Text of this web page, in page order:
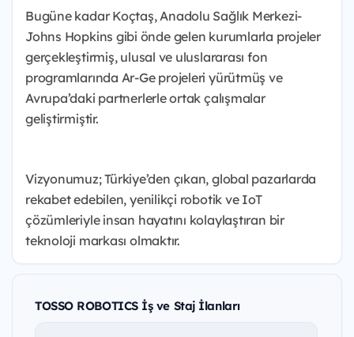
Bugüne kadar Koçtaş, Anadolu Sağlık Merkezi-
Johns Hopkins gibi önde gelen kurumlarla projeler
gerçekleştirmiş, ulusal ve uluslararası fon
programlarında Ar-Ge projeleri yürütmüş ve
Avrupa’daki partnerlerle ortak çalışmalar
geliştirmiştir.
Vizyonumuz; Türkiye’den çıkan, global pazarlarda
rekabet edebilen, yenilikçi robotik ve IoT
çözümleriyle insan hayatını kolaylaştıran bir
teknoloji markası olmaktır.
TOSSO ROBOTICS İş ve Staj İlanları